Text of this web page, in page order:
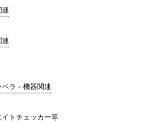
ラ－機器関連
トチェッカー等